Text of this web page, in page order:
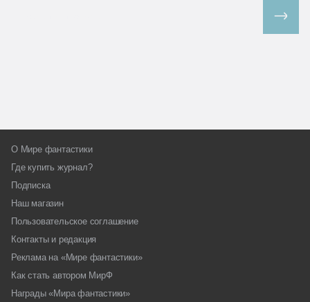
О Мире фантастики
Где купить журнал?
Подписка
Наш магазин
Пользовательское соглашение
Контакты и редакция
Реклама на «Мире фантастики»
Как стать автором МирФ
Награды «Мира фантастики»